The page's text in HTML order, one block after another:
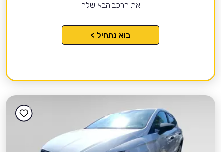
את הרכב הבא שלך
בוא נתחיל >